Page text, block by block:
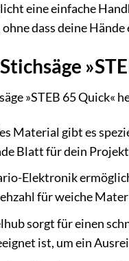
eine einfache
dass deine Hände
»STEB 65 Quick«
Material gibt es
Blatt für dein
Elektronik
für weiche
sorgt für einen
ist, um ein